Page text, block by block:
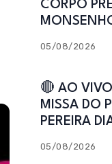
CORPO
Catedral de
05/08/2026
🔴 AO
MISSA DO
PEREIRA
Caicó-RN
05/08/2026